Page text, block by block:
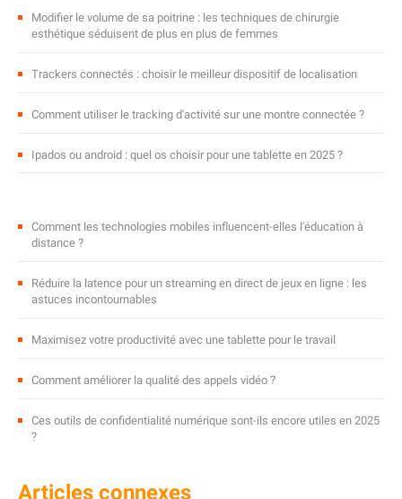
Modifier le volume de sa poitrine : les techniques de chirurgie
esthétique séduisent de plus en plus de femmes
Trackers connectés : choisir le meilleur dispositif de localisation
Comment utiliser le tracking d'activité sur une montre connectée ?
Ipados ou android : quel os choisir pour une tablette en 2025 ?
Comment les technologies mobiles influencent-elles l'éducation à
distance ?
Réduire la latence pour un streaming en direct de jeux en ligne : les
astuces incontournables
Maximisez votre productivité avec une tablette pour le travail
Comment améliorer la qualité des appels vidéo ?
Ces outils de confidentialité numérique sont-ils encore utiles en 2025
?
Articles connexes